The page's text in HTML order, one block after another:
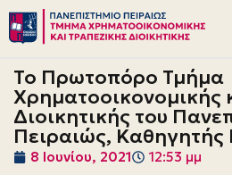
Μεταπηδήστε
στο
περιεχόμενο
Το Πρωτοπόρο Τμήμα
Χρηματοοικονομικής
Διοικητικής του
Πειραιώς,
8 Ιουνίου, 2021 12:53 μμ